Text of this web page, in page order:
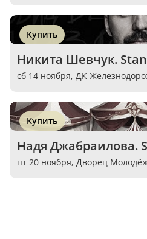
Купить
Никита Шевчук.
сб 14 ноября, ДК
Купить
Надя Джабраилова.
пт 20 ноября, Дворец